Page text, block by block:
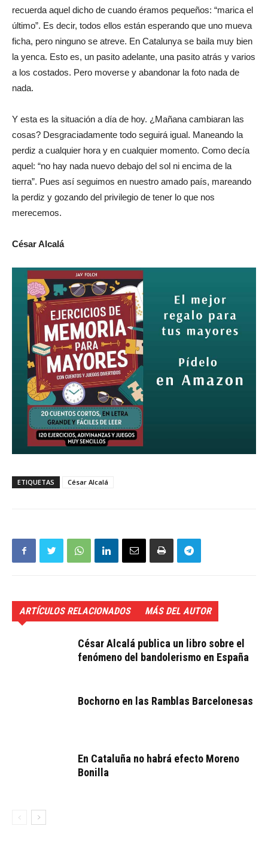
recuerda aquel dicho de cuando éramos pequeños: “marica el
último”. Es decir, todos ellos están esperando que uno mueva
ficha, pero ninguno se atreve. En Catalunya se baila muy bien
la yenca. Esto es, un pasito adelante, una pasito atrás y varios
a los costados. Pero moverse y abandonar la foto nada de
nada.
Y esta es la situación a día de hoy. ¿Mañana cambiaran las
cosas? Desgraciadamente todo seguirá igual. Maneando la
perdiz a cualquier hora y en cualquier momento. Como decía
aquel: “no hay nada nuevo debajo del sol ni encima de la
tierra”. Pues así seguimos en nuestro amado país, mareando
la perdiz y gozando del privilegio de tener lo que nos
merecemos.
César Alcalá
ETIQUETAS César Alcalá
ARTÍCULOS RELACIONADOS MÁS DEL AUTOR
César Alcalá publica un libro sobre el
fenómeno del bandolerismo en España
Bochorno en las Ramblas Barcelonesas
En Cataluña no habrá efecto Moreno
Bonilla